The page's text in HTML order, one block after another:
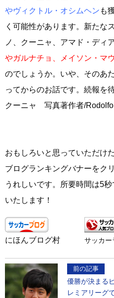
やヴィクトル・オシムヘン も
く可能性があります。新たな
ノ、クーニャ、アマド・ディ
やガルナチョ、メイソン・マ
のでしょうか。いや、そのあ
ってからのお話です。続報を
クーニャ 写真著作者/Rodolfo
おもしろいと思っていただけ
ブログランキングバナーをク
うれしいです。所要時間は5
いたします！
にほんブログ村 サッカー
前の記事
優勝が決まる
レミアリーグ